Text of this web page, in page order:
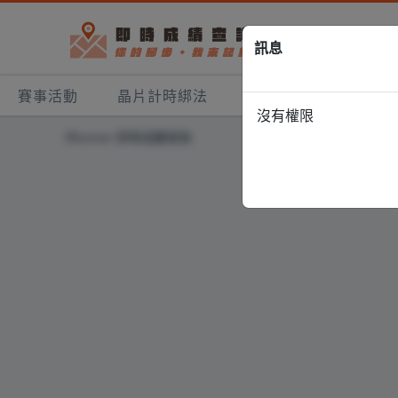
賽事活動 晶片計時綁法 筆記報名 運動筆
訊息
沒有權限